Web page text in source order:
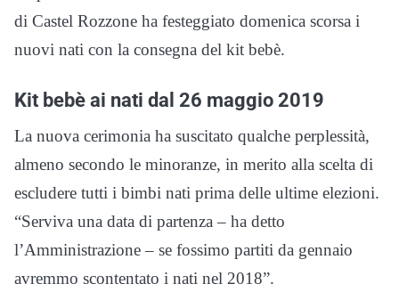
di Castel Rozzone ha festeggiato domenica scorsa i
nuovi nati con la consegna del kit bebè.
Kit bebè ai nati dal 26 maggio 2019
La nuova cerimonia ha suscitato qualche perplessità,
almeno secondo le minoranze, in merito alla scelta di
escludere tutti i bimbi nati prima delle ultime elezioni.
“Serviva una data di partenza – ha detto
l’Amministrazione – se fossimo partiti da gennaio
avremmo scontentato i nati nel 2018”.